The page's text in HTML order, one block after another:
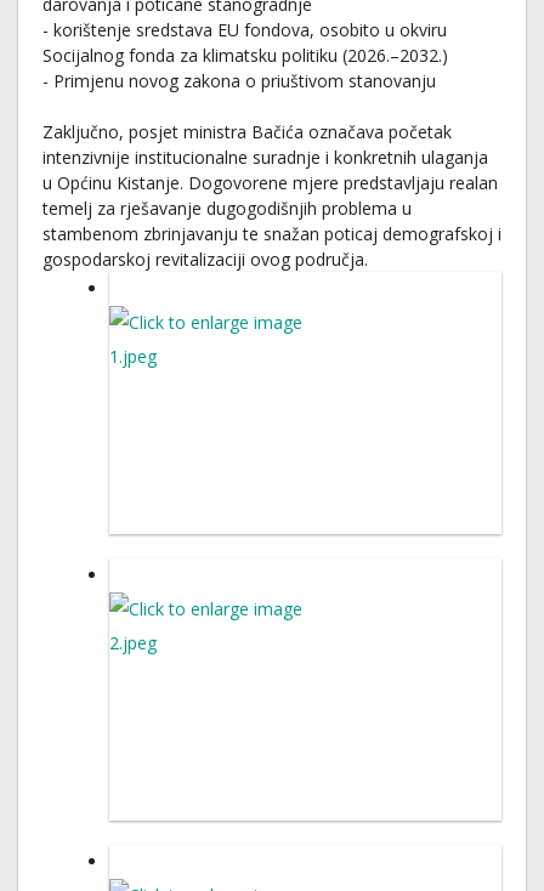
darovanja i poticane stanogradnje
- korištenje sredstava EU fondova, osobito u okviru
Socijalnog fonda za klimatsku politiku (2026.–2032.)
- Primjenu novog zakona o priuštivom stanovanju
Zaključno, posjet ministra Bačića označava početak
intenzivnije institucionalne suradnje i konkretnih ulaganja
u Općinu Kistanje. Dogovorene mjere predstavljaju realan
temelj za rješavanje dugogodišnjih problema u
stambenom zbrinjavanju te snažan poticaj demografskoj i
gospodarskoj revitalizaciji ovog područja.